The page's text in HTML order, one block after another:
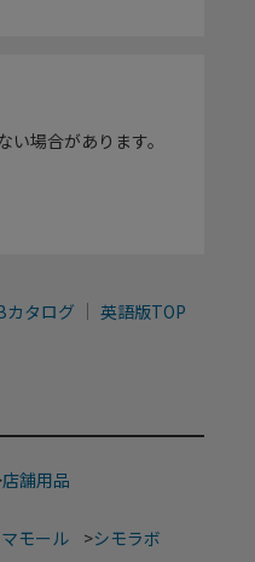
場合があります。
カタログ 英語版TOP
店舗用品
モール >シモラボ